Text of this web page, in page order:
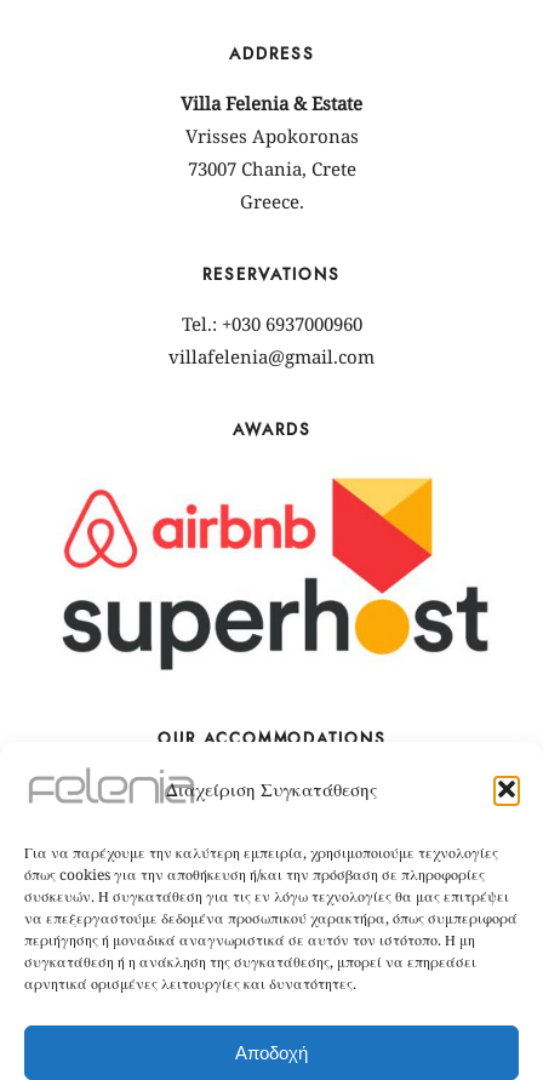
Διαχείριση Συγκατάθεσης
Για να παρέχουμε την καλύτερη εμπειρία, χρησιμοποιούμε τεχνολογίες
όπως cookies για την αποθήκευση ή/και την πρόσβαση σε πληροφορίες
συσκευών. Η συγκατάθεση για τις εν λόγω τεχνολογίες θα μας επιτρέψει
να επεξεργαστούμε δεδομένα προσωπικού χαρακτήρα, όπως συμπεριφορά
περιήγησης ή μοναδικά αναγνωριστικά σε αυτόν τον ιστότοπο. Η μη
συγκατάθεση ή η ανάκληση της συγκατάθεσης, μπορεί να επηρεάσει
αρνητικά ορισμένες λειτουργίες και δυνατότητες.
Αποδοχή
ADDRESS
Villa Felenia & Estate
Vrisses Apokoronas
73007 Chania, Crete
Greece.
RESERVATIONS
Tel.: +030 6937000960
villafelenia@gmail.com
AWARDS
OUR ACCOMMODATIONS
The Villa
BOOK
The Apartment
BOOK